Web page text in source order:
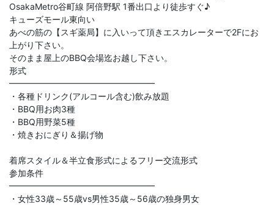
OsakaMetro谷町線 阿倍野駅 1番出口より徒歩すぐ♪
キューズモール東向い
あべの筋の【スギ薬局】に入いって頂きエスカレーターで2Fにお
上がり下さい。
そのまま屋上のBBQ会場迄お越し下さい。
形式
━━━━━━━━━━━━━━━━━
・各種ドリンク(アルコール含む)飲み放題
・BBQ用お肉3種
・BBQ用野菜5種
・焼きおにぎり＆揚げ物
着席スタイル＆半立食形式によるフリー交流形式
参加条件
━━━━━━━━━━━━━━━━━
・女性33歳～55歳vs男性35歳～56歳の独身男女